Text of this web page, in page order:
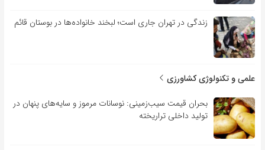
زندگی در تهران جاری است؛ لبخند خانواده‌ها در بوستان قائم
علمی و تکنولوژی کشاورزی
بحران قیمت سیب‌زمینی: نوسانات مرموز و سایه‌های پنهان در
تولید داخلی تراریخته